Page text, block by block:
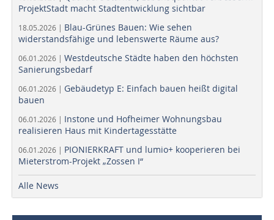
ProjektStadt macht Stadtentwicklung sichtbar
18.05.2026 | Blau-Grünes Bauen: Wie sehen
widerstandsfähige und lebenswerte Räume aus?
06.01.2026 | Westdeutsche Städte haben den höchsten
Sanierungsbedarf
06.01.2026 | Gebäudetyp E: Einfach bauen heißt digital
bauen
06.01.2026 | Instone und Hofheimer Wohnungsbau
realisieren Haus mit Kindertagesstätte
06.01.2026 | PIONIERKRAFT und lumio+ kooperieren bei
Mieterstrom-Projekt „Zossen I“
Alle News